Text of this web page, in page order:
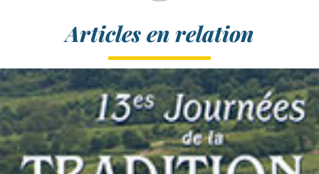
Articles en relation